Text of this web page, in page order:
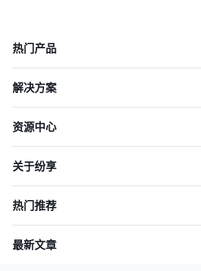
热门产品
解决方案
资源中心
关于纷享
热门推荐
最新文章